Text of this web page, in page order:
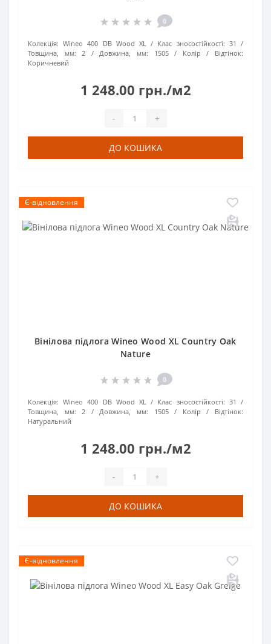
0
Колекція: Wineo 400 DB Wood XL Клас зносостійкості: 31
Товщина, мм:
2 Довжина, мм: 1505
Колір / Відтінок:
Коричневий
1 248.00 грн./м2
- +
ДО КОШИКА
Є-відновлення
Вінілова підлога Wineo Wood XL Country Oak
Nature
0
Колекція: Wineo 400 DB Wood XL Клас зносостійкості: 31
Товщина, мм:
2 Довжина, мм: 1505
Колір / Відтінок:
Натуральний
1 248.00 грн./м2
- +
ДО КОШИКА
Є-відновлення